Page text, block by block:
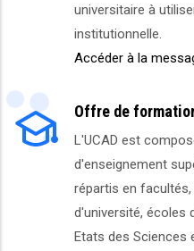
universitaire à
institutionnelle.
Accéder à la
Offre de
L'UCAD est
d'enseignement
répartis en
d'université, écoles
Etats des Sciences